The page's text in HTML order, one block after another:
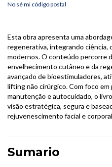
No sé mi código postal
Esta obra apresenta uma
regenerativa, integrando ciência,
modernos. O conteúdo percorre
envelhecimento cutâneo e da
avançado de bioestimuladores,
lifting não cirúrgico. Com foco
manutenção e autocuidado, o
visão estratégica, segura e
rejuvenescimento facial e
Sumario